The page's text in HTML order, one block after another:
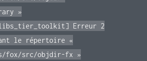
»
Erreur 2
le répertoire «
fox/src/objdir-fx »